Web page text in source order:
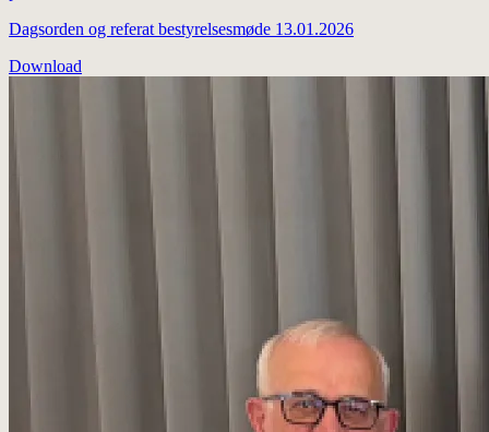
Dagsorden og referat bestyrelsesmøde 13.01.2026
Download